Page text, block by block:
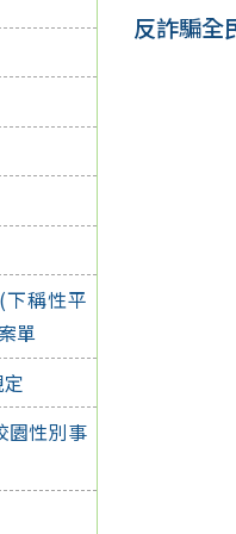
稱性平
單
園性別事
反詐騙全